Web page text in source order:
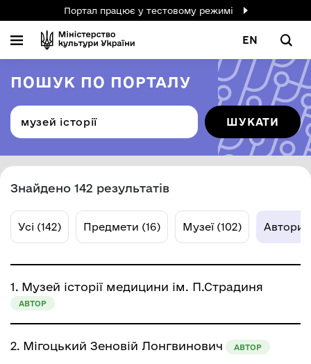
Портал працює у тестовому режимі
EN
ПОШУК ПО ПОРТАЛУ
ШУКАТИ
Знайдено 142 результатів
Усі (142) Предмети (16) Музеї (102) Автори
1. Музей історії медицини ім. П.Страдиня
АВТОР
2. Мігоцький Зеновій Лонгвинович АВТОР